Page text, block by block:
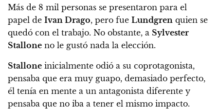
Más de 8 mil personas se presentaron para el
papel de Ivan Drago, pero fue Lundgren quien se
quedó con el trabajo. No obstante, a Sylvester
Stallone no le gustó nada la elección.
Stallone inicialmente odió a su coprotagonista,
pensaba que era muy guapo, demasiado perfecto,
él tenía en mente a un antagonista diferente y
pensaba que no iba a tener el mismo impacto.